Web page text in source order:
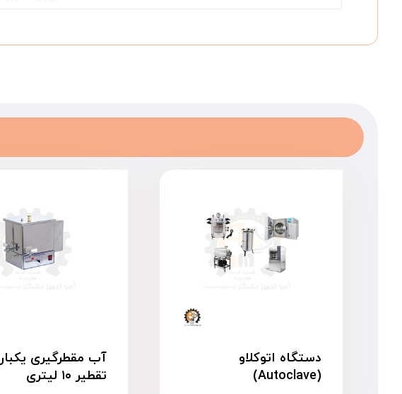
دستگاه اتوکلاو
(Autoclave)
آب مقطرگیری یکبار
تقطیر ۱۰ لیتری